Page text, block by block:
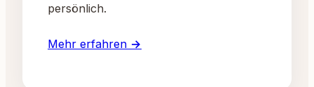
persönlich.
Mehr erfahren →